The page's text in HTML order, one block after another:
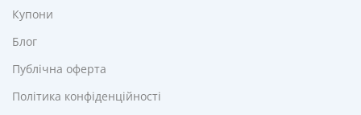
Купони
Блог
Публічна оферта
Політика конфіденційності